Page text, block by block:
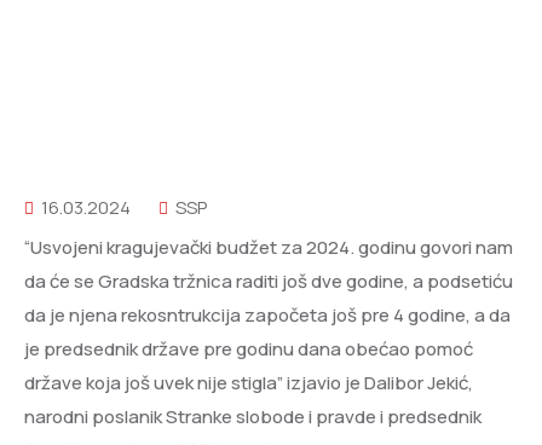
16.03.2024
SSP
“Usvojeni kragujevački budžet za 2024. godinu govori nam
da će se Gradska tržnica raditi još dve godine, a podsetiću
da je njena rekosntrukcija započeta još pre 4 godine, a da
je predsednik države pre godinu dana obećao pomoć
države koja još uvek nije stigla” izjavio je Dalibor Jekić,
narodni poslanik Stranke slobode i pravde i predsednik